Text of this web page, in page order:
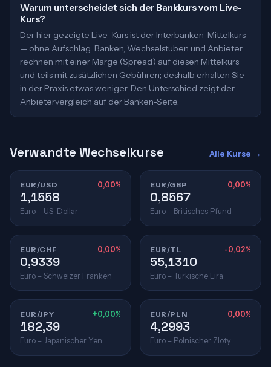
Warum unterscheidet sich der Bankkurs vom Live-
Kurs?
Der hier gezeigte Live-Kurs ist der Interbanken-Mittelkurs
— ohne Aufschlag. Banken, Wechselstuben und Anbieter
rechnen mit einer Marge (Spread) auf diesen Mittelkurs
und teils mit zusätzlichen Gebühren; deshalb erhalten Sie
in der Praxis etwas weniger. Den Unterschied zeigt der
Anbietervergleich auf der Banken-Seite.
Verwandte Wechselkurse Alle Kurse →
EUR/USD 0,00%
1,1558
Euro – US-Dollar
EUR/GBP 0,00%
0,8567
Euro – Britisches Pfund
EUR/CHF 0,00%
0,9339
Euro – Schweizer Franken
EUR/TL -0,02%
55,1310
Euro – Türkische Lira
EUR/JPY +0,00%
182,39
Euro – Japanischer Yen
EUR/PLN 0,00%
4,2993
Euro – Polnischer Zloty